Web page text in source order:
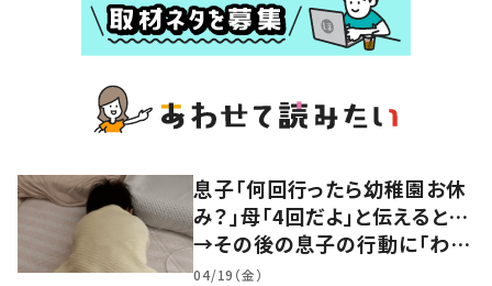
息子「何回行ったら幼稚園お休
み？」母「4回だよ」と伝えると…
→その後の息子の行動に「わか
るよその気持ち」「うちの子も！」
04/19（金）